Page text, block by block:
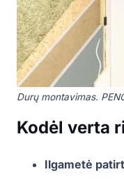
Durų montavimas.
Kodėl verta
Ilgametė